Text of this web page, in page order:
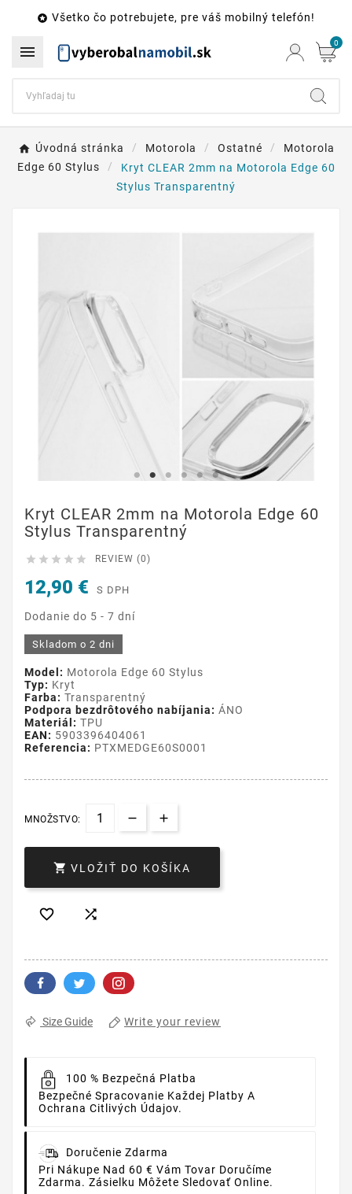
 Všetko čo potrebujete, pre váš mobilný telefón!
 0
Úvodná stránka Motorola Ostatné
Motorola
Edge 60 Stylus
Kryt CLEAR 2mm na Motorola Edge 60
Stylus Transparentný
Kryt CLEAR 2mm na Motorola Edge 60
Stylus Transparentný
     REVIEW (0)
12,90 € S DPH
Dodanie do 5 - 7 dní
Skladom o 2 dni
Model: Motorola Edge 60 Stylus
Typ: Kryt
Farba: Transparentný
Podpora bezdrôtového nabíjania: ÁNO
Materiál: TPU
EAN: 5903396404061
Referencia: PTXMEDGE60S0001
MNOŽSTVO:
 VLOŽIŤ DO KOŠÍKA
 
Size Guide Write your review
100 % Bezpečná Platba
Bezpečné Spracovanie Každej Platby A
Ochrana Citlivých Údajov.
Doručenie Zdarma
Pri Nákupe Nad 60 € Vám Tovar Doručíme
Zdarma. Zásielku Môžete Sledovať Online.